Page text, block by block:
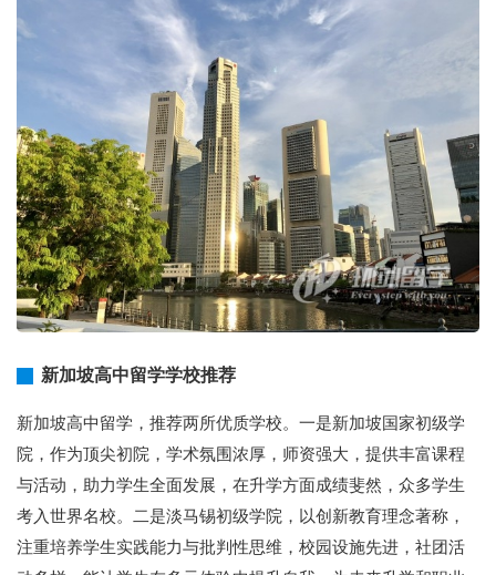
新加坡高中留学学校推荐
新加坡高中留学，推荐两所优质学校。一是新加坡国家初级学
院，作为顶尖初院，学术氛围浓厚，师资强大，提供丰富课程
与活动，助力学生全面发展，在升学方面成绩斐然，众多学生
考入世界名校。二是淡马锡初级学院，以创新教育理念著称，
注重培养学生实践能力与批判性思维，校园设施先进，社团活